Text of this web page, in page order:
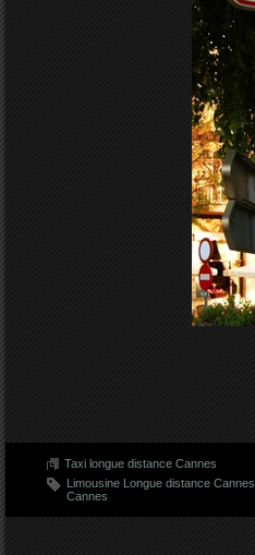
Taxi longue distance Cannes
Limousine Longue distance Cannes
Cannes